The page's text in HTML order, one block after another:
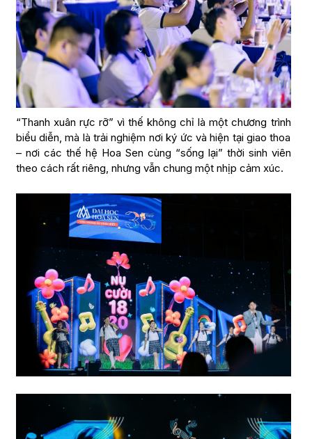
“Thanh xuân rực rỡ” vì thế không chỉ là một chương trình
biểu diễn, mà là trải nghiệm nơi ký ức và hiện tại giao thoa
– nơi các thế hệ Hoa Sen cùng “sống lại” thời sinh viên
theo cách rất riêng, nhưng vẫn chung một nhịp cảm xúc.